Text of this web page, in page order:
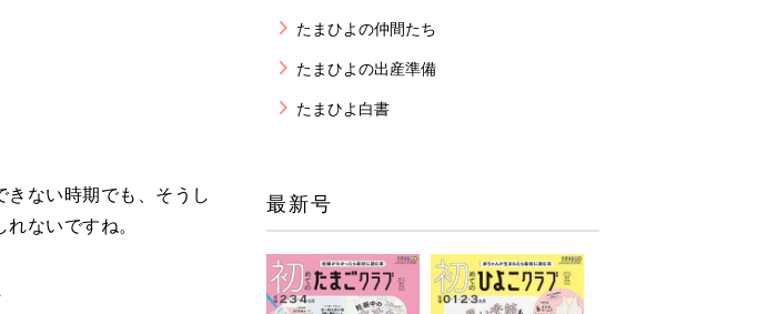
ない時期でも、そうし
ないですね。
たまひよの仲間たち
たまひよの出産準備
たまひよ白書
最新号